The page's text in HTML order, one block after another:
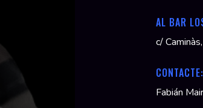
AL BAR
c/
CONTACTE:
Fabián